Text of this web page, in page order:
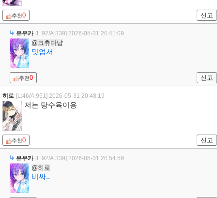
추천0 신고
유우카 [L:92/A:339] 2026-05-31 20:41:09
@크츄다냥
맛업서
추천0 신고
히로 [L:46/A:951] 2026-05-31 20:48:19
저는 탕수육이용
추천0 신고
유우카 [L:92/A:339] 2026-05-31 20:54:59
@히로
비싸..